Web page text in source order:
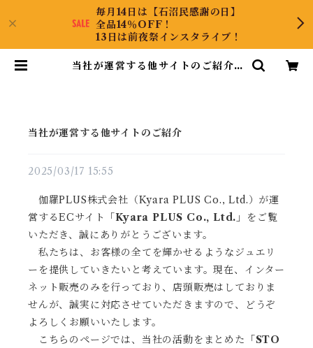
毎月14日は【石沼民感謝の日】
全品14％OFF！
13日は前夜祭インスタライブ！
当社が運営する他サイトのご紹介 |
当社が運営する他サイトのご紹介
2025/03/17 15:55
伽羅PLUS株式会社（Kyara PLUS Co., Ltd.）が運
営するECサイト
「Kyara PLUS Co., Ltd.」
をご覧
いただき、誠にありがとうございます。
私たちは、お客様の全てを輝かせるようなジュエリ
ーを提供していきたいと考えています。現在、インター
ネット販売のみを行っており、店頭販売はしておりま
せんが、誠実に対応させていただきますので、どうぞ
よろしくお願いいたします。
こちらのページでは、当社の活動をまとめた
「STO